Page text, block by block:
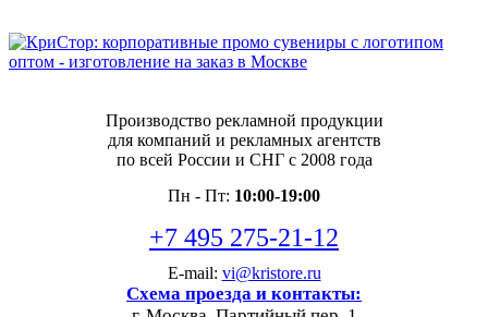
Производство рекламной продукции
для компаний и рекламных агентств
по всей России и СНГ с 2008 года
Пн - Пт: 10:00-19:00
+7 495 275-21-12
E-mail: vi@kristore.ru
Схема проезда и контакты: